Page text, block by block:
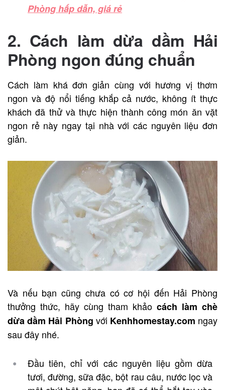
Phòng hấp dẫn, giá rẻ
2. Cách làm dừa dầm Hải
Phòng ngon đúng chuẩn
Cách làm khá đơn giản cùng với hương vị thơm
ngon và độ nổi tiếng khắp cả nước, không ít thực
khách đã thử và thực hiện thành công món ăn vặt
ngon rẻ này ngay tại nhà với các nguyên liệu đơn
giản.
Và nếu bạn cũng chưa có cơ hội đến Hải Phòng
thưởng thức, hãy cùng tham khảo cách làm chè
dừa dầm Hải Phòng với Kenhhomestay.com ngay
sau đây nhé.
Đầu tiên, chỉ với các nguyên liệu gồm dừa
tươi, đường, sữa đặc, bột rau câu, nước lọc và